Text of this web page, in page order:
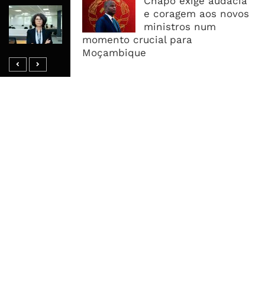
e coragem aos novos
ministros num
momento crucial para
Moçambique
Banco De Desenvolvimento Pode
Mobilizar Capital, Mas Governação
Define O Resultado